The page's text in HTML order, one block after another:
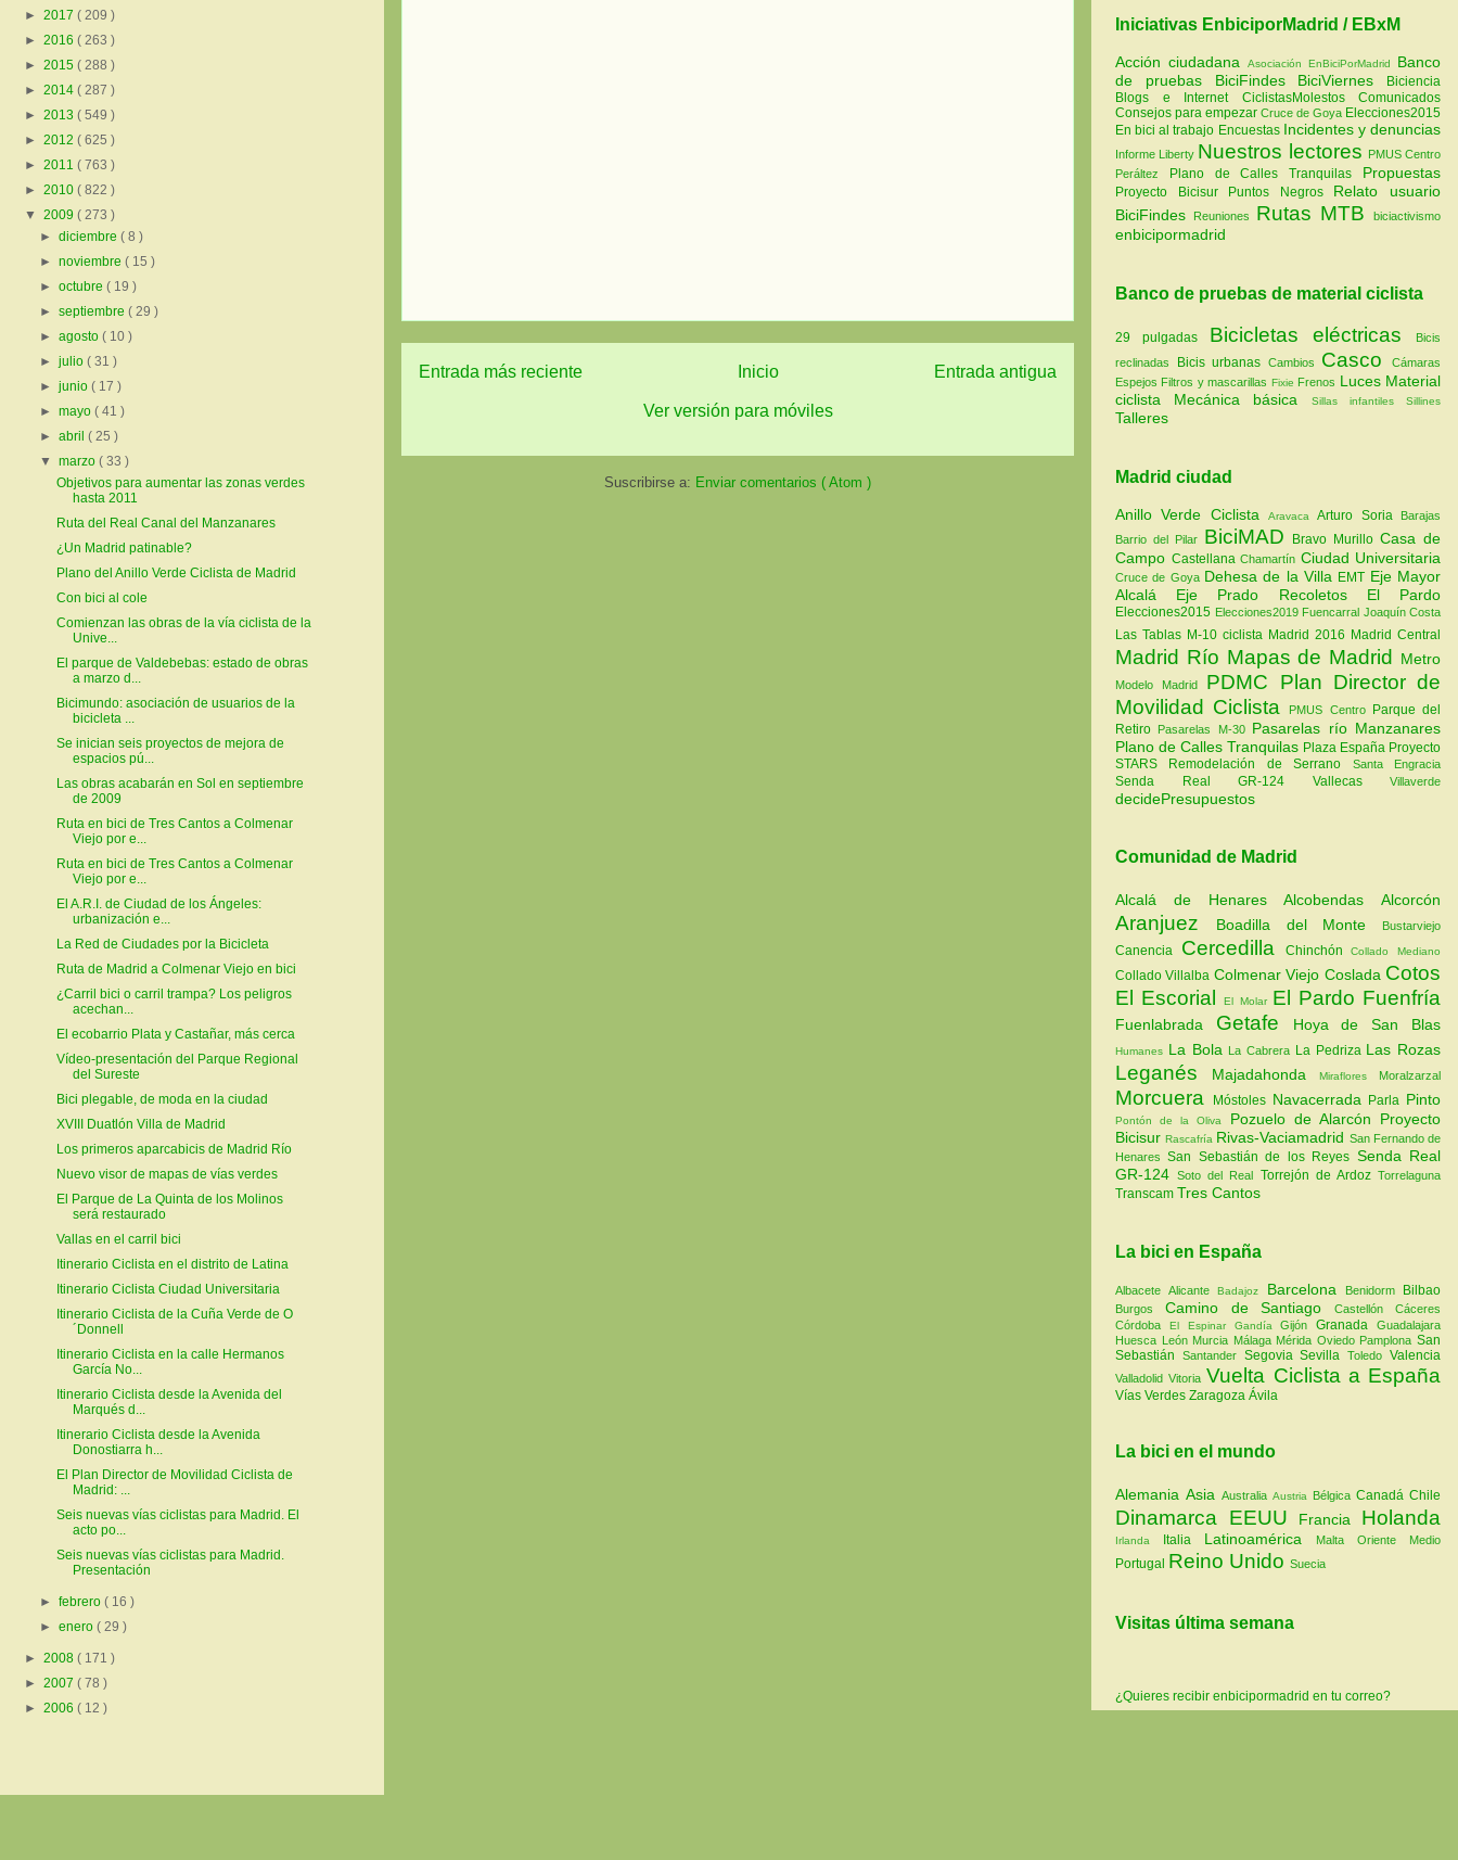
Entrada más reciente Entrada antigua
Inicio
Ver versión para móviles
Suscribirse a: Enviar comentarios ( Atom )
► 2017 ( 209 )
► 2016 ( 263 )
► 2015 ( 288 )
► 2014 ( 287 )
► 2013 ( 549 )
► 2012 ( 625 )
► 2011 ( 763 )
► 2010 ( 822 )
▼ 2009 ( 273 )
►diciembre( 8 )
►noviembre( 15 )
►octubre( 19 )
►septiembre( 29 )
►agosto( 10 )
►julio( 31 )
►junio( 17 )
►mayo( 41 )
►abril( 25 )
▼marzo( 33 )
Objetivos para aumentar las zonas verdes
hasta 2011
Ruta del Real Canal del Manzanares
¿Un Madrid patinable?
Plano del Anillo Verde Ciclista de Madrid
Con bici al cole
Comienzan las obras de la vía ciclista de la
Unive...
El parque de Valdebebas: estado de obras
a marzo d...
Bicimundo: asociación de usuarios de la
bicicleta ...
Se inician seis proyectos de mejora de
espacios pú...
Las obras acabarán en Sol en septiembre
de 2009
Ruta en bici de Tres Cantos a Colmenar
Viejo por e...
Ruta en bici de Tres Cantos a Colmenar
Viejo por e...
El A.R.I. de Ciudad de los Ángeles:
urbanización e...
La Red de Ciudades por la Bicicleta
Ruta de Madrid a Colmenar Viejo en bici
¿Carril bici o carril trampa? Los peligros
acechan...
El ecobarrio Plata y Castañar, más cerca
Vídeo-presentación del Parque Regional
del Sureste
Bici plegable, de moda en la ciudad
XVIII Duatlón Villa de Madrid
Los primeros aparcabicis de Madrid Río
Nuevo visor de mapas de vías verdes
El Parque de La Quinta de los Molinos
será restaurado
Vallas en el carril bici
Itinerario Ciclista en el distrito de Latina
Itinerario Ciclista Ciudad Universitaria
Itinerario Ciclista de la Cuña Verde de O
´Donnell
Itinerario Ciclista en la calle Hermanos
García No...
Itinerario Ciclista desde la Avenida del
Marqués d...
Itinerario Ciclista desde la Avenida
Donostiarra h...
El Plan Director de Movilidad Ciclista de
Madrid: ...
Seis nuevas vías ciclistas para Madrid. El
acto po...
Seis nuevas vías ciclistas para Madrid.
Presentación
►febrero( 16 )
►enero( 29 )
► 2008 ( 171 )
► 2007 ( 78 )
► 2006 ( 12 )
Iniciativas EnbiciporMadrid / EBxM
Acción ciudadana Asociación EnBiciPorMadrid
Banco
de pruebas
BiciFindes BiciViernes
Biciencia
Blogs e Internet
CiclistasMolestos
Comunicados
Consejos para empezar Cruce de Goya Elecciones2015
En bici al trabajo Encuestas Incidentes y denuncias
Informe Liberty Nuestros lectores
PMUS Centro
Peráltez
Plano de Calles Tranquilas Propuestas
Proyecto Bicisur Puntos Negros
Relato usuario
BiciFindes
Reuniones Rutas MTB biciactivismo
enbicipormadrid
Banco de pruebas de material ciclista
29 pulgadas Bicicletas eléctricas
Bicis
reclinadas
Bicis urbanas Cambios Casco
Cámaras
Espejos Filtros y mascarillas Fixie Frenos Luces Material
ciclista
Mecánica básica Sillas infantiles Sillines
Talleres
Madrid ciudad
Anillo Verde Ciclista AravacaArturo Soria
Barajas
Barrio del Pilar BiciMAD Bravo MurilloCasa de
Campo Castellana Chamartín Ciudad Universitaria
Cruce de Goya Dehesa de la Villa EMT Eje Mayor
Alcalá Eje Prado Recoletos El Pardo
Elecciones2015 Elecciones2019 Fuencarral Joaquín Costa
Las Tablas M-10 ciclista Madrid 2016 Madrid Central
Madrid Río Mapas de Madrid Metro
Modelo Madrid PDMC Plan Director de
Movilidad Ciclista
PMUS Centro Parque del
Retiro Pasarelas M-30 Pasarelas río Manzanares
Plano de Calles Tranquilas Plaza España Proyecto
STARS Remodelación de Serrano Santa Engracia
Senda Real GR-124 Vallecas Villaverde
decidePresupuestos
Comunidad de Madrid
Alcalá de HenaresAlcobendas Alcorcón
Aranjuez Boadilla del Monte Bustarviejo
Canencia Cercedilla ChinchónCollado Mediano
Collado Villalba Colmenar Viejo Coslada Cotos
El EscorialEl Molar El Pardo Fuenfría
Fuenlabrada Getafe Hoya de San Blas
Humanes La Bola La Cabrera La Pedriza Las Rozas
Leganés Majadahonda Miraflores Moralzarzal
Morcuera Móstoles Navacerrada Parla Pinto
Pontón de la Oliva Pozuelo de Alarcón Proyecto
BicisurRascafría Rivas-Vaciamadrid San Fernando de
HenaresSan Sebastián de los Reyes Senda Real
GR-124Soto del Real Torrejón de ArdozTorrelaguna
Transcam Tres Cantos
La bici en España
AlbaceteAlicanteBadajoz Barcelona Benidorm Bilbao
Burgos Camino de SantiagoCastellónCáceres
Córdoba El Espinar GandíaGijónGranadaGuadalajara
Huesca León Murcia Málaga Mérida Oviedo PamplonaSan
Sebastián Santander SegoviaSevillaToledoValencia
ValladolidVitoria Vuelta Ciclista a España
Vías Verdes Zaragoza Ávila
La bici en el mundo
Alemania Asia Australia Austria Bélgica Canadá Chile
Dinamarca EEUU Francia Holanda
Irlanda Italia Latinoamérica Malta Oriente Medio
Portugal Reino Unido Suecia
Visitas última semana
¿Quieres recibir enbicipormadrid en tu correo?